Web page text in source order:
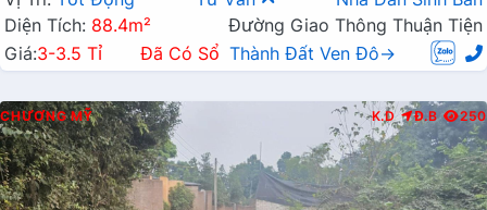
Diện Tích: 88.4m²
Đường Giao Thông Thuận Tiện
Giá:3-3.5 Tỉ Đã Có Sổ Thành Đất Ven Đô→
CHƯƠNG MỸ K.D Đ.B 250